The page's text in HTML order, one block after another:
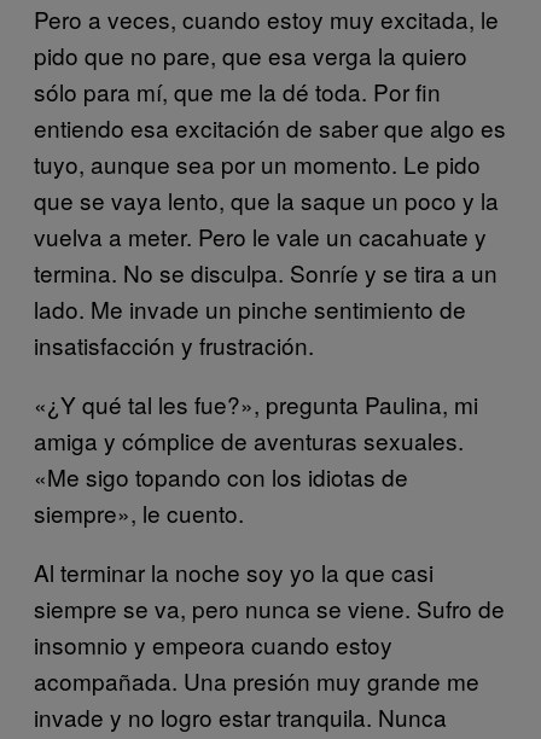
Pero a veces, cuando estoy muy excitada, le
pido que no pare, que esa verga la quiero
sólo para mí, que me la dé toda. Por fin
entiendo esa excitación de saber que algo es
tuyo, aunque sea por un momento. Le pido
que se vaya lento, que la saque un poco y la
vuelva a meter. Pero le vale un cacahuate y
termina. No se disculpa. Sonríe y se tira a un
lado. Me invade un pinche sentimiento de
insatisfacción y frustración.
«¿Y qué tal les fue?», pregunta Paulina, mi
amiga y cómplice de aventuras sexuales.
«Me sigo topando con los idiotas de
siempre», le cuento.
Al terminar la noche soy yo la que casi
siempre se va, pero nunca se viene. Sufro de
insomnio y empeora cuando estoy
acompañada. Una presión muy grande me
invade y no logro estar tranquila. Nunca